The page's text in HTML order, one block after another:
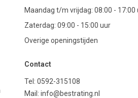
Maandag t/m vrijdag: 08:00 - 17:00
Zaterdag: 09:00 - 15:00 uur
Overige openingstijden
Contact
Tel: 0592-315108
Mail: info@bestrating.nl